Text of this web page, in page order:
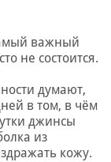
важный
не состоится.
думают,
в том, в чём
джинсы
из
кожу.